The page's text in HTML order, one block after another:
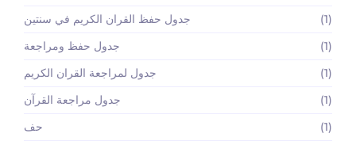
جدول حفظ القران الكريم في سنتين
(1)
جدول حفظ ومراجعة
(1)
جدول لمراجعة القران الكريم
(1)
جدول مراجعة القرآن
(1)
حف
(1)